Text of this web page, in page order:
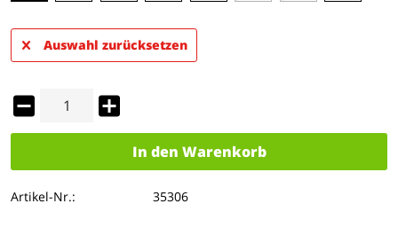
Auswahl zurücksetzen
In den Warenkorb
Artikel-Nr.: 35306